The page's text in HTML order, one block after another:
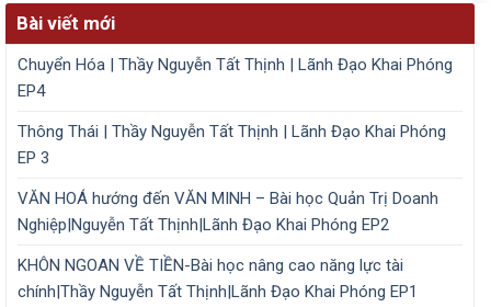
Bài viết mới
Chuyển Hóa | Thầy Nguyễn Tất Thịnh | Lãnh Đạo Khai Phóng
EP4
Thông Thái | Thầy Nguyễn Tất Thịnh | Lãnh Đạo Khai Phóng
EP 3
VĂN HOÁ hướng đến VĂN MINH – Bài học Quản Trị Doanh
Nghiệp|Nguyễn Tất Thịnh|Lãnh Đạo Khai Phóng EP2
KHÔN NGOAN VỀ TIỀN-Bài học nâng cao năng lực tài
chính|Thầy Nguyễn Tất Thịnh|Lãnh Đạo Khai Phóng EP1